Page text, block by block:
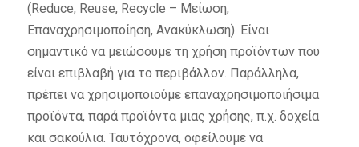
(Reduce, Reuse, Recycle – Μείωση,
Επαναχρησιμοποίηση, Ανακύκλωση). Είναι
σημαντικό να μειώσουμε τη χρήση προϊόντων που
είναι επιβλαβή για το περιβάλλον. Παράλληλα,
πρέπει να χρησιμοποιούμε επαναχρησιμοποιήσιμα
προϊόντα, παρά προϊόντα μιας χρήσης, π.χ. δοχεία
και σακούλια. Ταυτόχρονα, οφείλουμε να